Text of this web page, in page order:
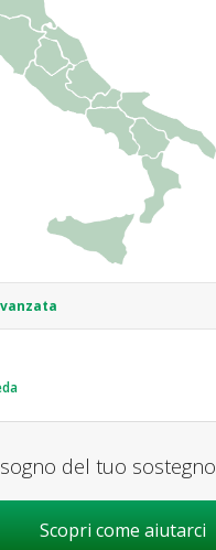
del tuo sostegno
Scopri come aiutarci